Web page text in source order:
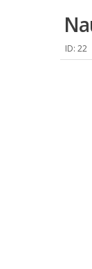
ID: 22